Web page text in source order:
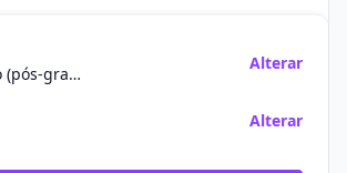
Especialização (pós-graduação)
Alterar
Alterar